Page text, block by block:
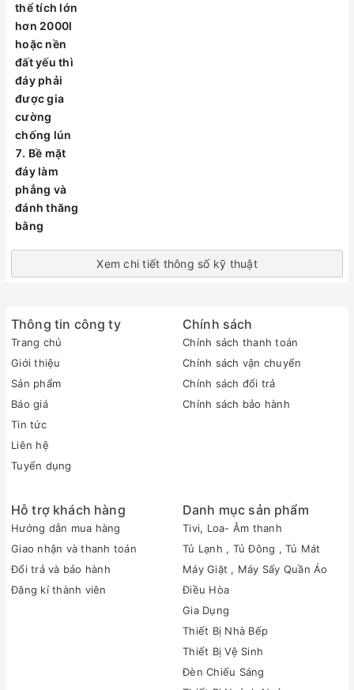
phẳng và đánh
thăng bằng
Bước 3: Đặt bể vào vị
trí lắp đặt và lắp ráp
các linh kiện
Đặt bể lên nền bê
tông đã khô và căn
chỉnh vị trị lắp đặt
bể cách đều các
móc chờ
Lắp ráp linh kiện,
lắp phao cơ tại vị trí
đường nước vào
lắp bộ kép ren inox
vào vị trí đường
Hàn nhiệt măng
sông ren trong, ren
ngoài với ống PPR
Lắp rọ bơm vào
măng sông ren
hoàn thiện vào kép
ren đã lắp
hợp với vị trí chằng
dây, vị trí đường nước
vào và ra …)
phận chống nổi bể
thể tích lớn
hơn 2000l
hoặc nền
đất yếu thì
đáy phải
được gia
cường
chống lún
Bề mặt
đáy làm
phẳng và
đánh thăng
bằng
Xem chi tiết thông số kỹ thuật
Thông tin công ty
Trang chủ
Giới thiệu
Sản phẩm
Báo giá
Tin tức
Liên hệ
Tuyển dụng
Chính sách
Chính sách thanh toán
Chính sách vận chuyển
Chính sách đổi trả
Chính sách bảo hành
Hỗ trợ khách hàng
Hướng dẫn mua hàng
Giao nhận và thanh toán
Đổi trả và bảo hành
Đăng kí thành viên
Danh mục sản phẩm
Tivi, Loa- Âm thanh
Tủ Lạnh , Tủ Đông , Tủ Mát
Máy Giặt , Máy Sấy Quần Áo
Điều Hòa
Gia Dụng
Thiết Bị Nhà Bếp
Thiết Bị Vệ Sinh
Đèn Chiếu Sáng